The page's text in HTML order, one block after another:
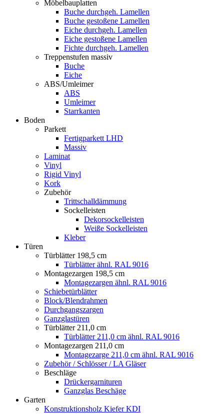
Möbelbauplatten
Buche durchgeh. Lamellen
Buche gestoßene Lamellen
Eiche durchgeh. Lamellen
Eiche gestoßene Lamellen
Fichte durchgeh. Lamellen
Treppenstufen massiv
Buche
Eiche
ABS/Umleimer
ABS
Umleimer
Starrkanten
Boden
Parkett
Fertigparkett LHD
Massiv
Laminat
Vinyl
Rigid Vinyl
Kork
Zubehör
Trittschalldämmung
Sockelleisten
Dekorsockelleisten
Weiße Sockelleisten
Kleber
Türen
Türblätter 198,5 cm
Türblätter ähnl. RAL 9016
Montagezargen 198,5 cm
Montagezargen ähnl. RAL 9016
Schiebetürblätter
Block/Blendrahmen
Durchgangszargen
Ganzglastüren
Türblätter 211,0 cm
Türblätter 211,0 cm ähnl. RAL 9016
Montagezargen 211,0 cm
Montagezarge 211,0 cm ähnl. RAL 9016
Zubehör / Schlösser / LA Gläser
Beschläge
Drückergarnituren
Ganzglas Beschäge
Garten
Konstruktionsholz Kiefer KDI